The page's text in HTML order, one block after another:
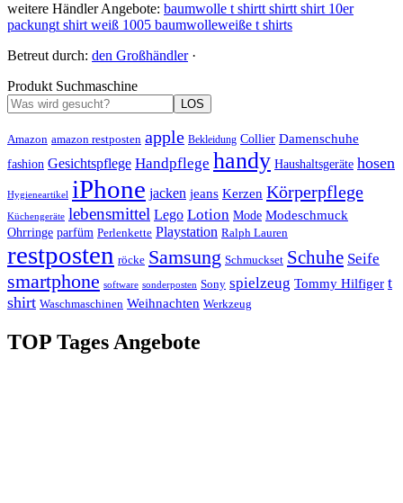
weitere Händler Angebote: baumwolle t shirtt shirtt shirt 10er
packungt shirt weiß 1005 baumwolleweiße t shirts
Betreut durch: den Großhändler·
Produkt Suchmaschine
LOS
Amazon amazon restposten apple Bekleidung Collier Damenschuhe
fashion Gesichtspflege Handpflege handy Haushaltsgeräte hosen
Hygieneartikel iPhone jacken jeans Kerzen Körperpflege
Küchengeräte lebensmittel Lego Lotion Mode Modeschmuck
Ohrringe parfüm Perlenkette Playstation Ralph Lauren
restposten röcke Samsung Schmuckset Schuhe Seife
smartphone software sonderposten Sony spielzeug Tommy Hilfiger t
shirt Waschmaschinen Weihnachten Werkzeug
TOP Tages Angebote